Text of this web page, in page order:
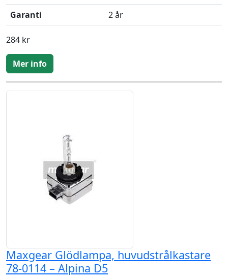
Garanti
2 år
284 kr
Mer info
Maxgear Glödlampa, huvudstrålkastare
78-0114 – Alpina D5